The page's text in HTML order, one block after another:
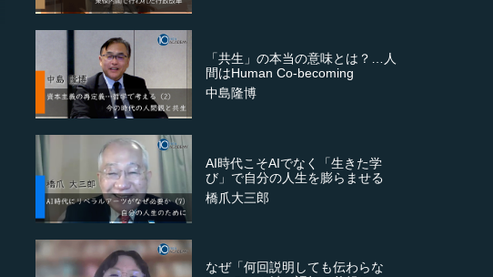
「共生」の本当の意味とは？…人
間はHuman Co-becoming
中島隆博
AI時代こそAIでなく「生きた学
び」で自分の人生を膨らませる
橋爪大三郎
なぜ「何回説明しても伝わらな